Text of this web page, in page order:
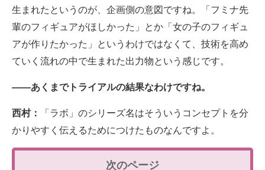
生まれたというのが、企画側の意図ですね。「フミナ先
輩のフィギュアがほしかった」とか「女の子のフィギュ
アが作りたかった」というわけではなくて、技術を高め
ていく流れの中で生まれた出力物という感じです。
――あくまでトライアルの結果なわけですね。
西村：
「ラボ」のシリーズ名はそういうコンセプトを分
かりやすく伝えるためにつけたものなんですよ。